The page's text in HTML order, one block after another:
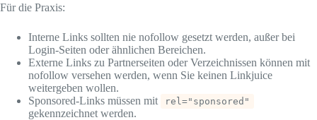
Für die Praxis:
Interne Links sollten nie nofollow gesetzt werden, außer bei
Login-Seiten oder ähnlichen Bereichen.
Externe Links zu Partnerseiten oder Verzeichnissen können mit
nofollow versehen werden, wenn Sie keinen Linkjuice
weitergeben wollen.
Sponsored-Links müssen mit
rel="sponsored"
gekennzeichnet werden.